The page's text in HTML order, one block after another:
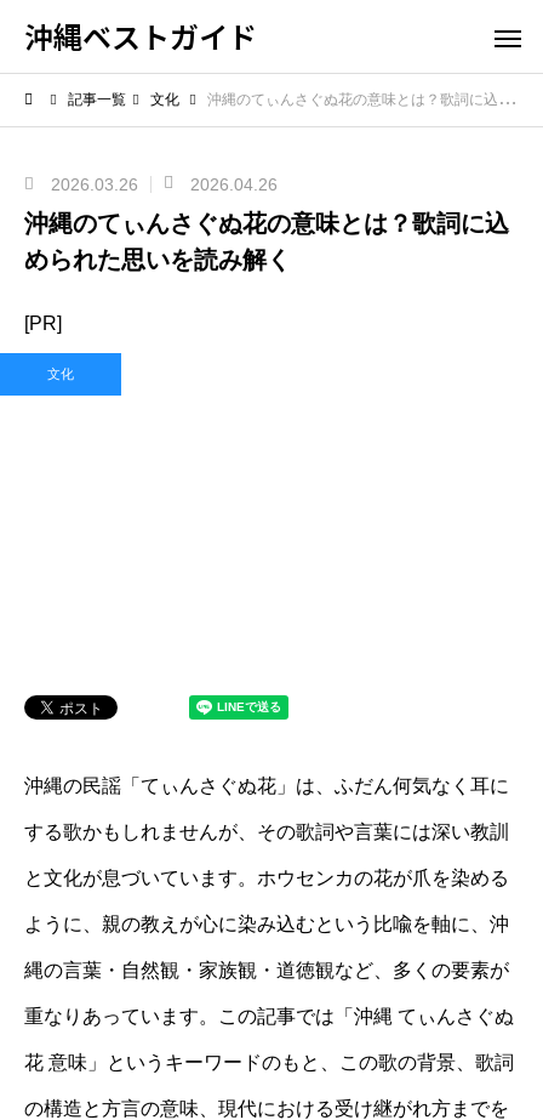
沖縄ベストガイド
記事一覧 文化 沖縄のてぃんさぐぬ花の意味とは？歌詞に込められた思いを読み解く
2026.03.26 2026.04.26
沖縄のてぃんさぐぬ花の意味とは？歌詞に込
められた思いを読み解く
[PR]
文化
沖縄の民謡「てぃんさぐぬ花」は、ふだん何気なく耳に
する歌かもしれませんが、その歌詞や言葉には深い教訓
と文化が息づいています。ホウセンカの花が爪を染める
ように、親の教えが心に染み込むという比喩を軸に、沖
縄の言葉・自然観・家族観・道徳観など、多くの要素が
重なりあっています。この記事では「沖縄 てぃんさぐぬ
花 意味」というキーワードのもと、この歌の背景、歌詞
の構造と方言の意味、現代における受け継がれ方までを